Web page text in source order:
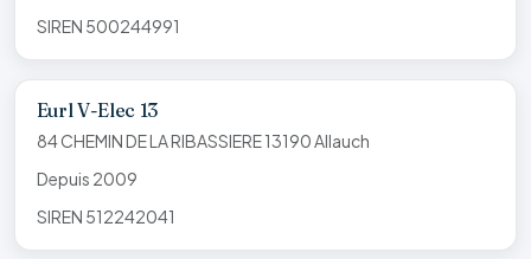
SIREN 500244991
Eurl V-Elec 13
84 CHEMIN DE LA RIBASSIERE 13190 Allauch
Depuis 2009
SIREN 512242041